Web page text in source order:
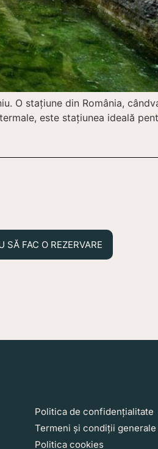
O stațiune din România,
este stațiunea ideală
SĂ FAC O REZERVARE
Politica de confidențialitate
Termeni și condiții generale
Politica cookies